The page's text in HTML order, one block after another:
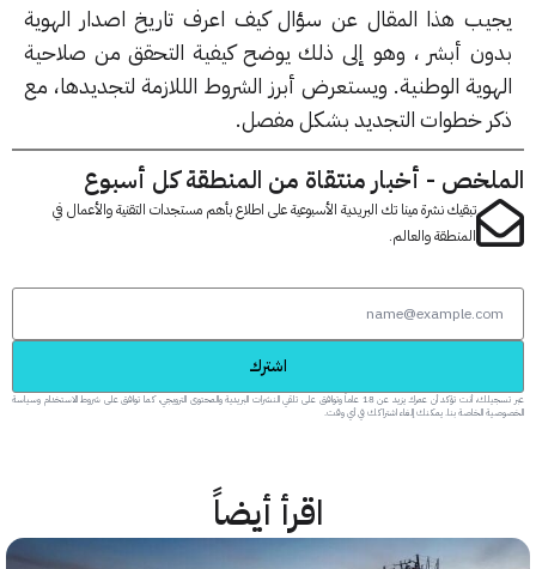
هذا المقال عن سؤال كيف اعرف تاريخ اصدار الهوية
أبشر ، وهو إلى ذلك يوضح كيفية التحقق من صلاحية
الوطنية. ويستعرض أبرز الشروط الللازمة لتجديدها، مع
خطوات التجديد بشكل مفصل.
- أخبار منتقاة من المنطقة كل أسبوع
تبقيك نشرة مينا تك البريدية الأسبوعية على اطلاع بأهم مستجدات التقنية والأعمال في
المنطقة والعالم.
عبر تسجيلك، أنت تؤكد أن عمرك يزيد عن 18 عاماً وتوافق على تلقي النشرات البريدية والمحتوى الترويجي، كما توافق على شروط الاستخدام وسياسة
الخاصة بنا. يمكنك إلغاء اشتراكك في أي وقت.
اقرأ أيضاً